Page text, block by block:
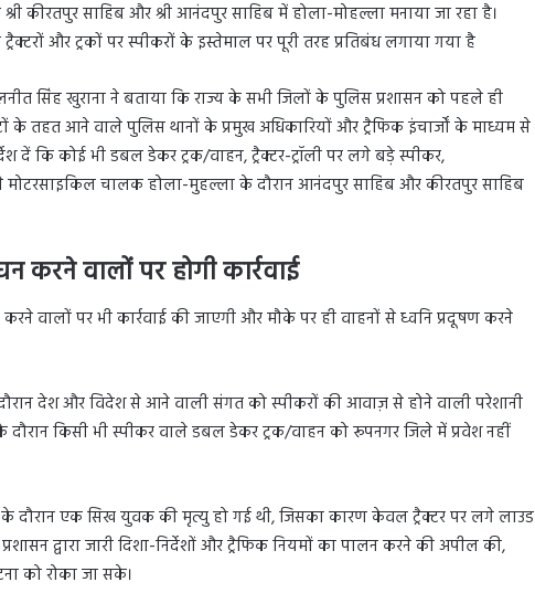
श्री कीरतपुर साहिब और श्री आनंदपुर साहिब में होला-मोहल्ला मनाया जा रहा है।
और ट्रकों पर स्पीकरों के इस्तेमाल पर पूरी तरह प्रतिबंध लगाया गया है
सिंह खुराना ने बताया कि राज्य के सभी जिलों के पुलिस प्रशासन को पहले ही
तहत आने वाले पुलिस थानों के प्रमुख अधिकारियों और ट्रैफिक इंचार्जों के माध्यम से
दें कि कोई भी डबल डेकर ट्रक/वाहन, ट्रैक्टर-ट्रॉली पर लगे बड़े स्पीकर,
मोटरसाइकिल चालक होला-मुहल्ला के दौरान आनंदपुर साहिब और कीरतपुर साहिब
वालों पर होगी कार्रवाई
वालों पर भी कार्रवाई की जाएगी और मौके पर ही वाहनों से ध्वनि प्रदूषण करने
देश और विदेश से आने वाली संगत को स्पीकरों की आवाज़ से होने वाली परेशानी
किसी भी स्पीकर वाले डबल डेकर ट्रक/वाहन को रूपनगर जिले में प्रवेश नहीं
दौरान एक सिख युवक की मृत्यु हो गई थी, जिसका कारण केवल ट्रैक्टर पर लगे लाउड
द्वारा जारी दिशा-निर्देशों और ट्रैफिक नियमों का पालन करने की अपील की,
को रोका जा सके।